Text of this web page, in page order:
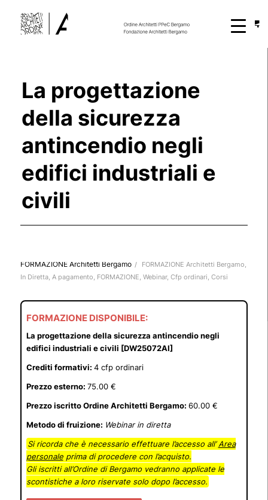
La progettazione
della sicurezza
antincendio negli
edifici industriali e
civili
FORMAZIONE Architetti Bergamo / FORMAZIONE Architetti Bergamo,
In Diretta, A pagamento, FORMAZIONE, Webinar, Cfp ordinari, Corsi
FORMAZIONE DISPONIBILE:
La progettazione della sicurezza antincendio negli
edifici industriali e civili [DW25072AI]
Crediti formativi: 4 cfp ordinari
Prezzo esterno: 75.00 €
Prezzo iscritto Ordine Architetti Bergamo: 60.00 €
Metodo di fruizione: Webinar in diretta
Si ricorda che è necessario effettuare l’accesso all’Area
personaleprima di procedere con l’acquisto.
Gli iscritti all’Ordine di Bergamo vedranno applicate le
scontistiche a loro riservate solo dopo l’accesso.